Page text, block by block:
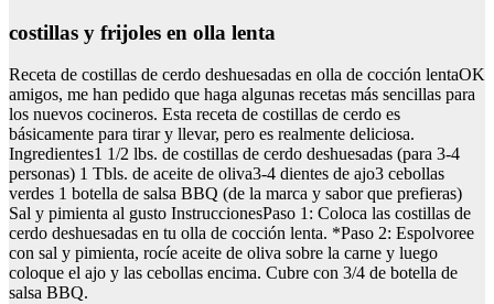
costillas y frijoles en olla lenta
Receta de costillas de cerdo deshuesadas en olla de cocción lentaOK
amigos, me han pedido que haga algunas recetas más sencillas para
los nuevos cocineros. Esta receta de costillas de cerdo es
básicamente para tirar y llevar, pero es realmente deliciosa.
Ingredientes1 1/2 lbs. de costillas de cerdo deshuesadas (para 3-4
personas) 1 Tbls. de aceite de oliva3-4 dientes de ajo3 cebollas
verdes 1 botella de salsa BBQ (de la marca y sabor que prefieras)
Sal y pimienta al gusto InstruccionesPaso 1: Coloca las costillas de
cerdo deshuesadas en tu olla de cocción lenta. *Paso 2: Espolvoree
con sal y pimienta, rocíe aceite de oliva sobre la carne y luego
coloque el ajo y las cebollas encima. Cubre con 3/4 de botella de
salsa BBQ.